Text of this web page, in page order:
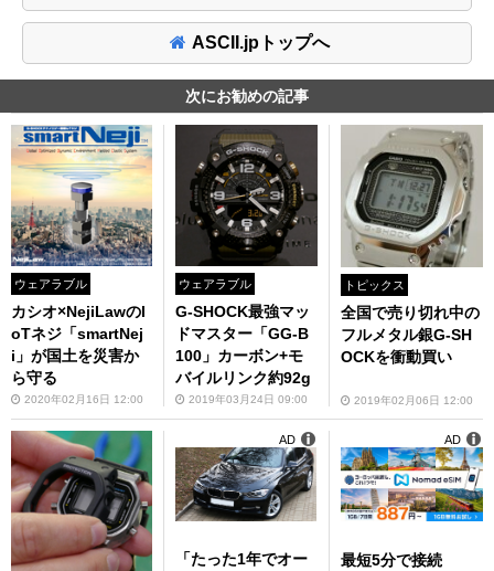
ASCII.jpトップへ
次にお勧めの記事
ウェアラブル
カシオ×NejiLawのI
oTネジ「smartNej
i」が国土を災害か
ら守る
2020年02月16日 12:00
ウェアラブル
G-SHOCK最強マッ
ドマスター「GG-B
100」カーボン+モ
バイルリンク約92g
2019年03月24日 09:00
トピックス
全国で売り切れ中の
フルメタル銀G-SH
OCKを衝動買い
2019年02月06日 12:00
「たった1年でオー
AD
最短5分で接続
AD